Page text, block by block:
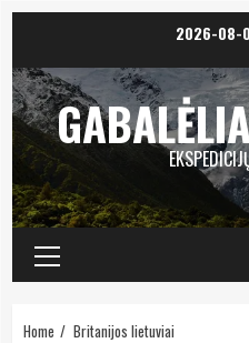
content
2026-08-
Primary
Menu
Home Britanijos lietuviai